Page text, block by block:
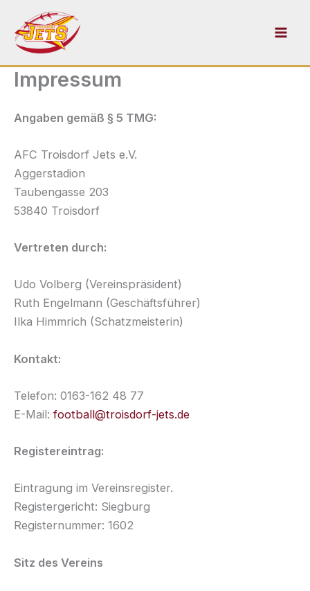
Inhalt
springen
Impressum
Angaben gemäß § 5 TMG:
AFC Troisdorf Jets e.V.
Aggerstadion
Taubengasse 203
53840 Troisdorf
Vertreten durch:
Udo Volberg (Vereinspräsident)
Ruth Engelmann (Geschäftsführer)
Ilka Himmrich (Schatzmeisterin)
Kontakt:
Telefon: 0163-162 48 77
E-Mail: football@troisdorf-jets.de
Registereintrag:
Eintragung im Vereinsregister.
Registergericht: Siegburg
Registernummer: 1602
Sitz des Vereins